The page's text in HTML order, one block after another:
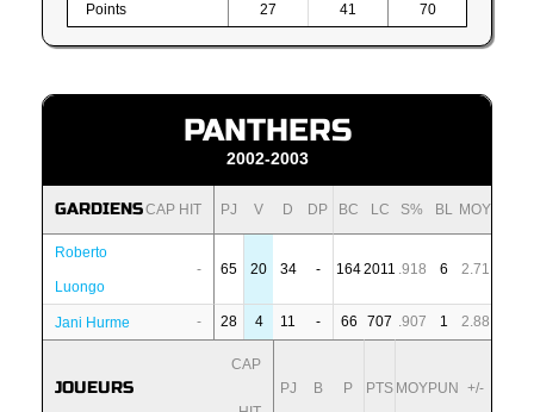
Points 27 41 70
PANTHERS
2002-2003
GARDIENSCAP HIT PJ V D DP BC LC S% BL MOY
Roberto
Luongo
- 65 20 34 - 1642011 .918 6 2.71
Jani Hurme - 28 4 11 - 66 707 .907 1 2.88
JOUEURS
CAP
PJ B P PTS MOYPUN +/-